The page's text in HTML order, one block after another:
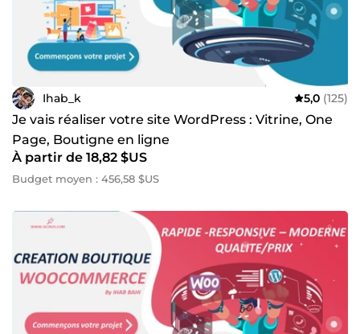
Ihab_k 5,0 (125)
Je vais réaliser votre site WordPress : Vitrine, One
Page, Boutigne en ligne
À partir de 18,82 $US
Budget moyen : 456,58 $US